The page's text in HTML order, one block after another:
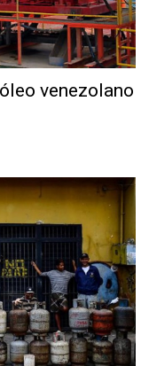
venezolano